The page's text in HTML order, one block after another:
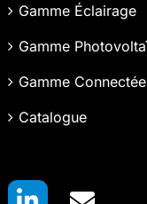
Gamme Éclairage
Gamme
Gamme Connectée
Catalogue